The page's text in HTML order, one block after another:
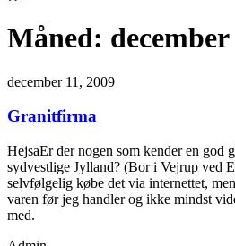
Måned: december
december 11, 2009
Granitfirma
HejsaEr der nogen som kender en god
sydvestlige Jylland? (Bor i Vejrup ved
selvfølgelig købe det via internettet,
varen før jeg handler og ikke mindst
med.